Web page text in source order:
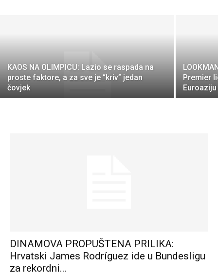
KAOS NA OLIMPICU: Lazio se raspada na
proste faktore, a za sve je “kriv” jedan
čovjek
Premier
Euroaziju
DINAMOVA PROPUŠTENA PRILIKA:
Hrvatski James Rodríguez ide u Bundesligu
za rekordni...